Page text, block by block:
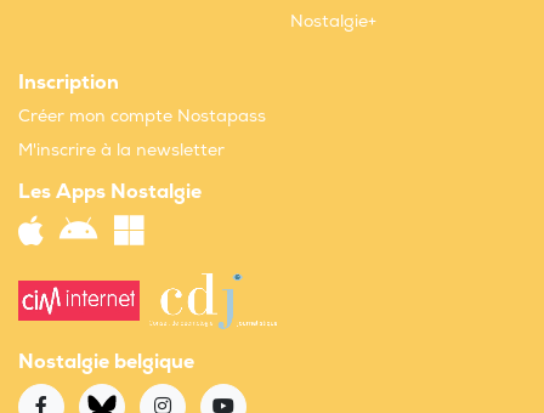
Nostalgie+
Inscription
Créer mon compte Nostapass
M'inscrire à la newsletter
Les Apps Nostalgie
Nostalgie belgique